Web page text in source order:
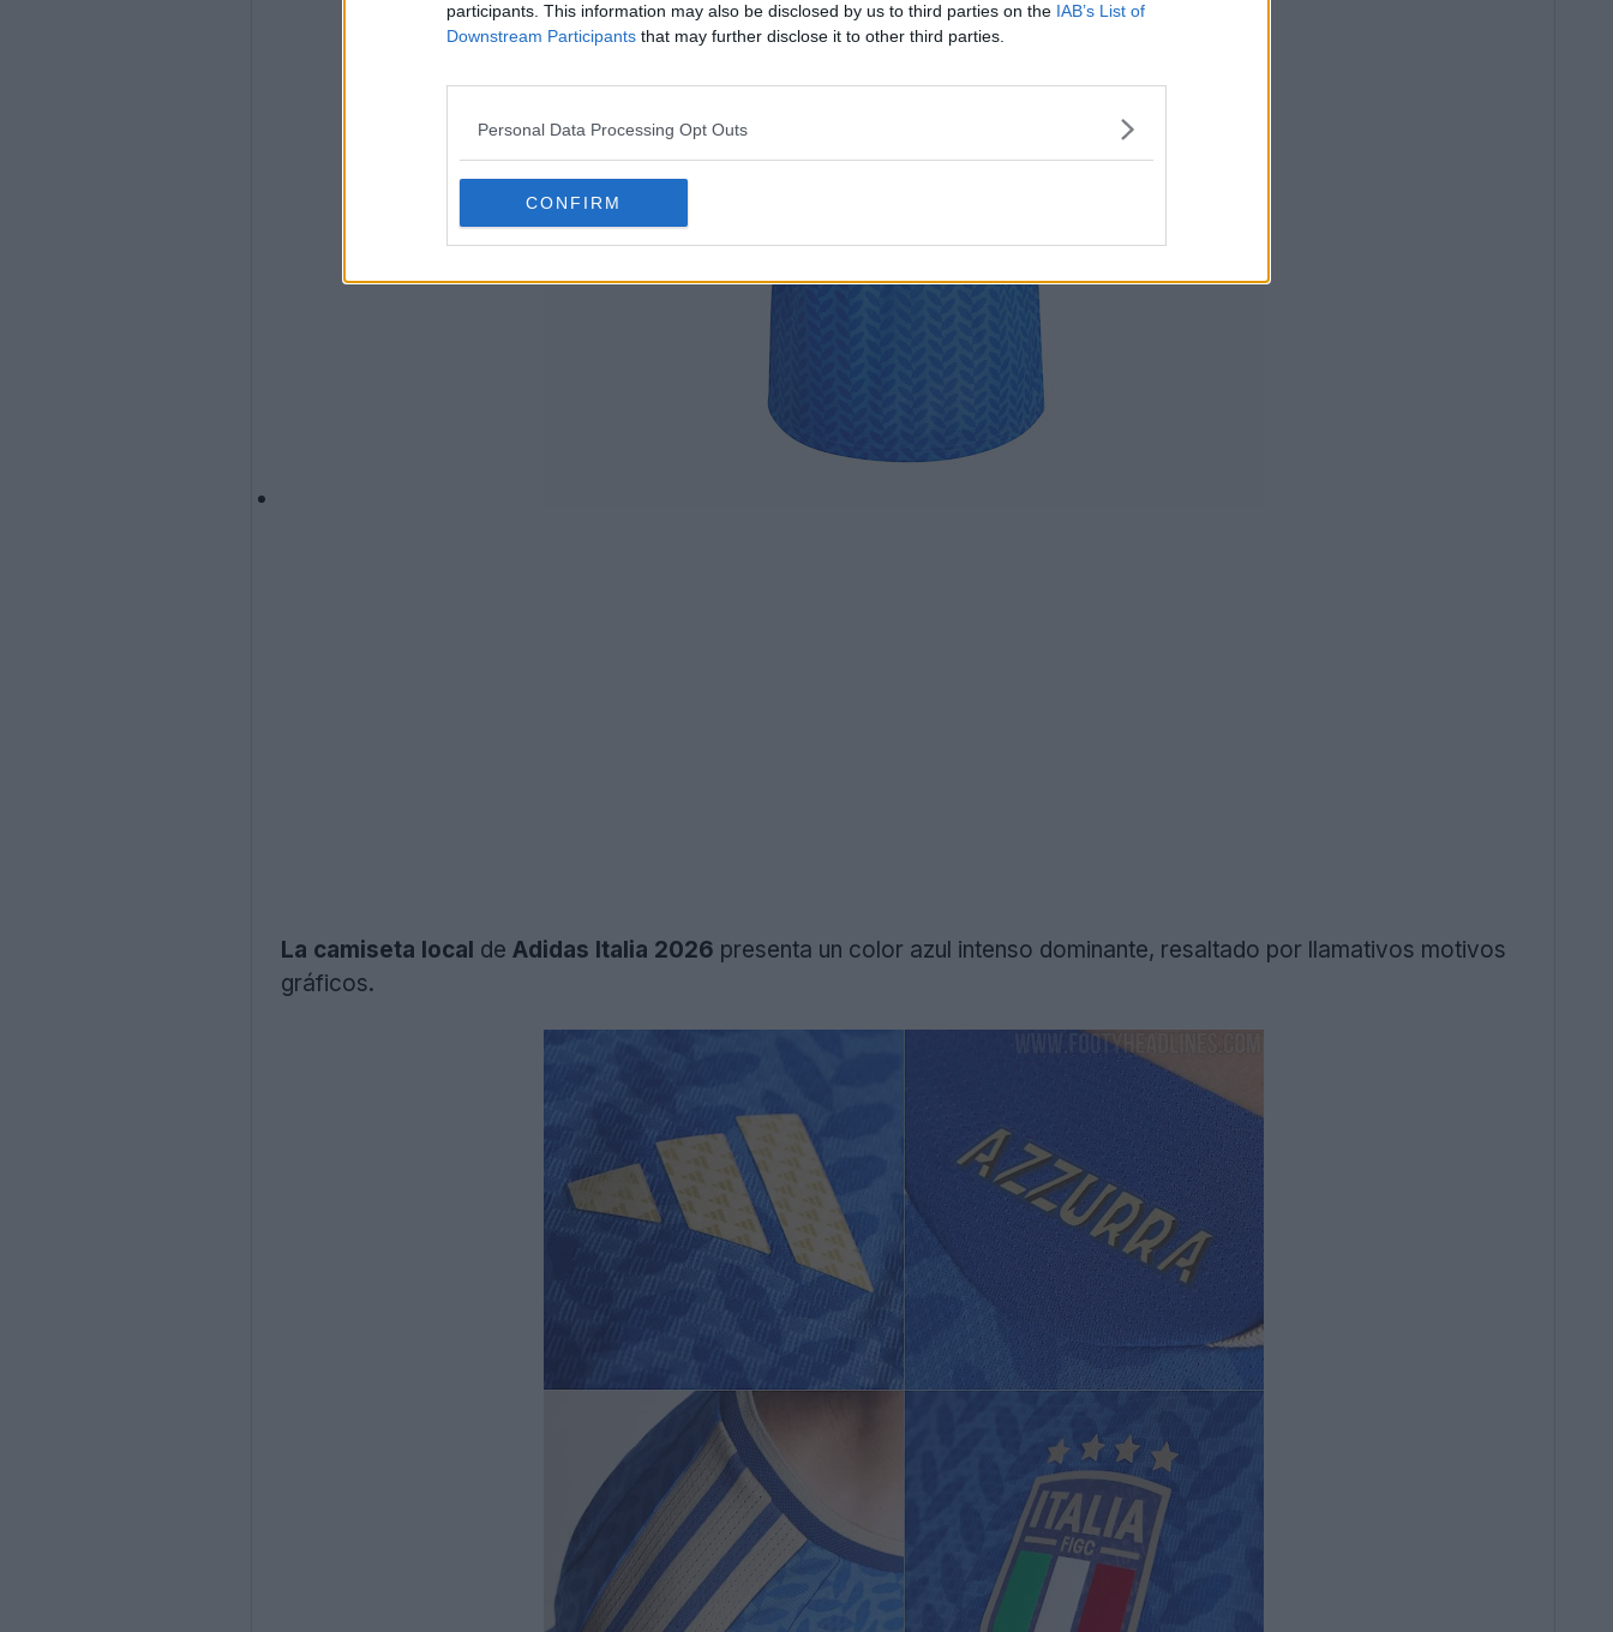
participants. This information may also be disclosed by us to third parties on the IAB’s List of
Downstream Participants that may further disclose it to other third parties.
Personal Data Processing Opt Outs
CONFIRM
La camiseta local de Adidas Italia 2026 presenta un color azul intenso dominante, resaltado por llamativos motivos
gráficos.